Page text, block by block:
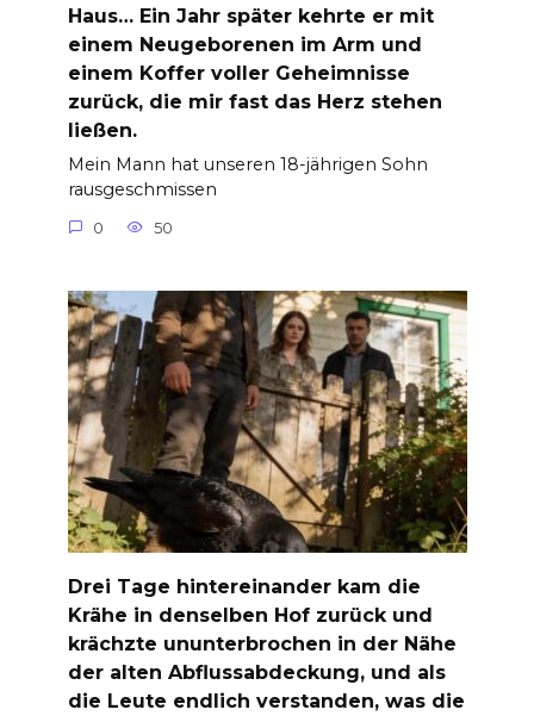
Haus… Ein Jahr später kehrte er mit
einem Neugeborenen im Arm und
einem Koffer voller Geheimnisse
zurück, die mir fast das Herz stehen
ließen.
Mein Mann hat unseren 18-jährigen Sohn
rausgeschmissen
0 50
Drei Tage hintereinander kam die
Krähe in denselben Hof zurück und
krächzte ununterbrochen in der Nähe
der alten Abflussabdeckung, und als
die Leute endlich verstanden, was die